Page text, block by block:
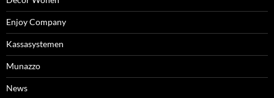
Enjoy Company
Kassasystemen
Munazzo
News